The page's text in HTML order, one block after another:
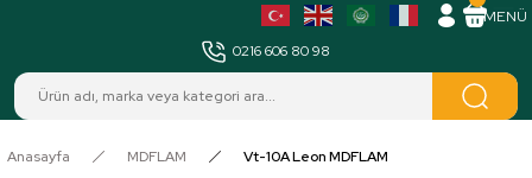
0216 606 80 98
Anasayfa MDFLAM Vt-10A Leon MDFLAM